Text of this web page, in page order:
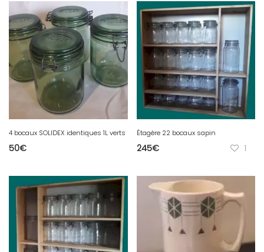
4 bocaux SOLIDEX identiques 1L verts
50€
Étagère 22 bocaux sapin
245€ 1